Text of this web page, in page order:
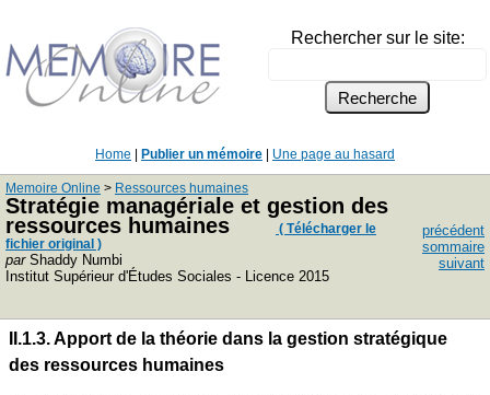
Rechercher sur le site:
Home Publier un mémoire Une page au hasard
Memoire Online > Ressources humaines
Stratégie managériale et gestion des
ressources humaines
( Télécharger le
fichier original )
parShaddy Numbi
Institut Supérieur d'Études Sociales - Licence 2015
précédent
sommaire
suivant
II.1.3. Apport de la théorie dans la gestion stratégique
des ressources humaines